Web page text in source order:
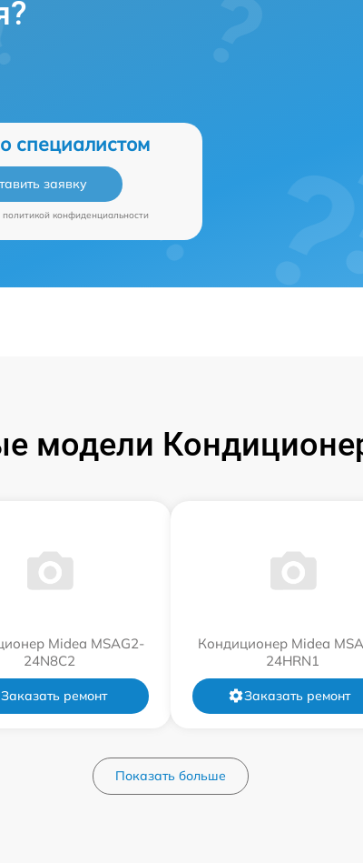
специалистом
заявку
политикой конфиденциальности
модели
Midea MSAG2-
24N8C2
Заказать ремонт
Кондиционер Midea
24HRN1
Заказать ремонт
Показать больше